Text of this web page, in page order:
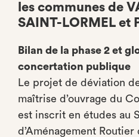
les communes de
SAINT-LORMEL et
Bilan de la phase 2 et
concertation publique
Le projet de déviation
maîtrise d’ouvrage du
est inscrit en études au
d’Aménagement Routier